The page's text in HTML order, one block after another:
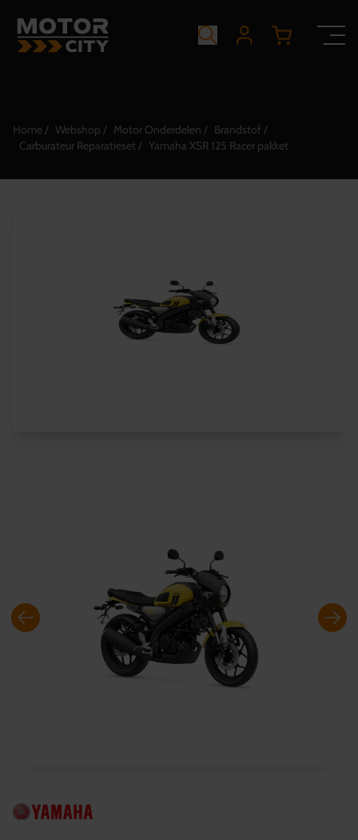
Home Webshop Motor Onderdelen
Brandstof
Carburateur Reparatieset
Yamaha XSR 125 Racer pakket